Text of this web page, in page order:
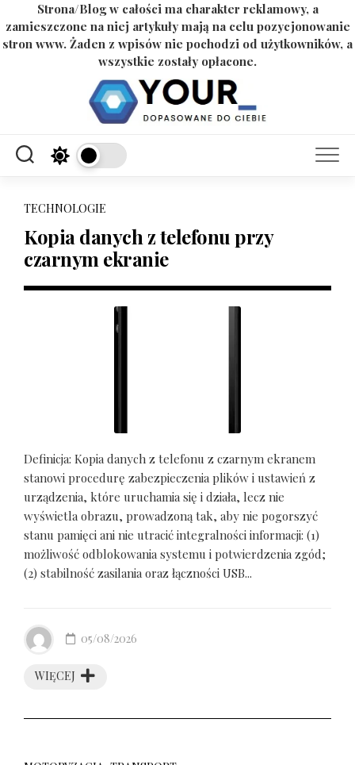
Strona/Blog w całości ma charakter reklamowy, a
zamieszczone na niej artykuły mają na celu pozycjonowanie
stron www. Żaden z wpisów nie pochodzi od użytkowników, a
wszystkie zostały opłacone.
TECHNOLOGIE
Kopia danych z telefonu przy
czarnym ekranie
Definicja: Kopia danych z telefonu z czarnym ekranem
stanowi procedurę zabezpieczenia plików i ustawień z
urządzenia, które uruchamia się i działa, lecz nie
wyświetla obrazu, prowadzoną tak, aby nie pogorszyć
stanu pamięci ani nie utracić integralności informacji: (1)
możliwość odblokowania systemu i potwierdzenia zgód;
(2) stabilność zasilania oraz łączności USB...
WIĘCEJ
05/08/2026